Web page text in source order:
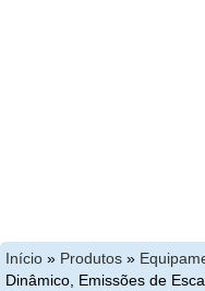
Início » Produtos »
Dinâmico, Emissões de